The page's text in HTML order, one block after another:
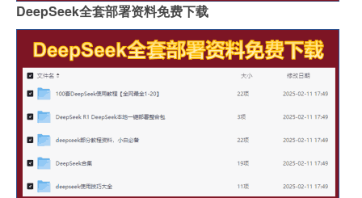
DeepSeek全套部署资料免费下载